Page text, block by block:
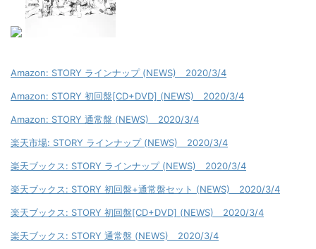
Amazon: STORY ラインナップ (NEWS) 2020/3/4
Amazon: STORY 初回盤[CD+DVD] (NEWS) 2020/3/4
Amazon: STORY 通常盤 (NEWS) 2020/3/4
楽天市場: STORY ラインナップ (NEWS) 2020/3/4
楽天ブックス: STORY ラインナップ (NEWS) 2020/3/4
楽天ブックス: STORY 初回盤+通常盤セット (NEWS) 2020/3/4
楽天ブックス: STORY 初回盤[CD+DVD] (NEWS) 2020/3/4
楽天ブックス: STORY 通常盤 (NEWS) 2020/3/4